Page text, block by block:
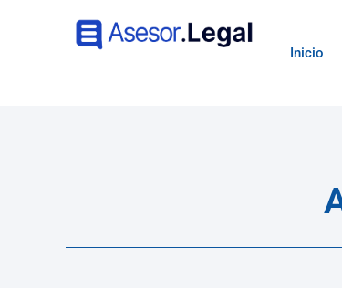
Inicio